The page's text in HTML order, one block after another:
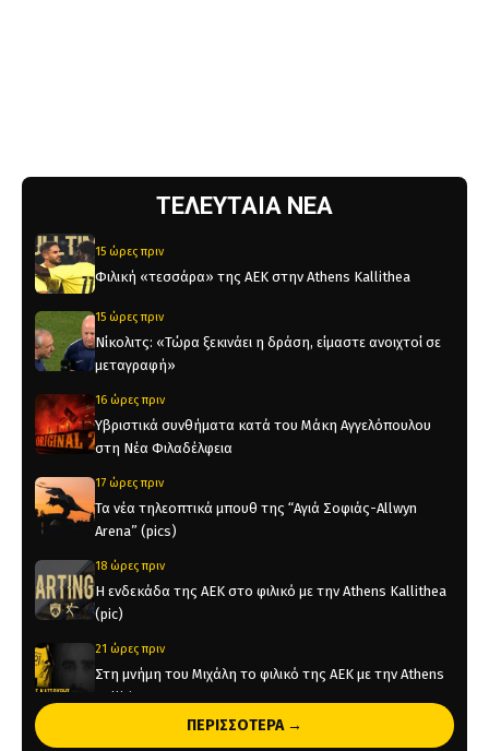
ΤΕΛΕΥΤΑΙΑ ΝΕΑ
15 ώρες πριν
Φιλική «τεσσάρα» της ΑΕΚ στην Athens Kallithea
15 ώρες πριν
Νίκολιτς: «Τώρα ξεκινάει η δράση, είμαστε ανοιχτοί σε
μεταγραφή»
16 ώρες πριν
Υβριστικά συνθήματα κατά του Μάκη Αγγελόπουλου
στη Νέα Φιλαδέλφεια
17 ώρες πριν
Τα νέα τηλεοπτικά μπουθ της “Αγιά Σοφιάς-Allwyn
Arena” (pics)
18 ώρες πριν
Η ενδεκάδα της ΑΕΚ στο φιλικό με την Athens Kallithea
(pic)
21 ώρες πριν
Στη μνήμη του Μιχάλη το φιλικό της ΑΕΚ με την Athens
Kallithea
ΠΕΡΙΣΣΟΤΕΡΑ →